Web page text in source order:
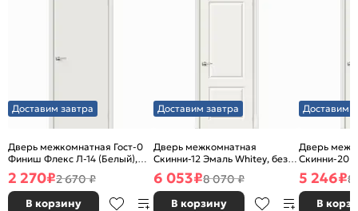
Доставим завтра
Дверь межкомнатная Гост-0
Финиш Флекс Л-14 (Белый),
глухая, каркасно-щитовая
2 270₽2 670 ₽
В корзину
Доставим завтра
Дверь межкомнатная
Скинни-12 Эмаль Whitey, без
декора, глухая, без стекла,
без кромки, скиновая
6 053₽8 070 ₽
В корзину
Доставим
Дверь
Скинни-20
декора,
без кромки,
5 246₽8
В